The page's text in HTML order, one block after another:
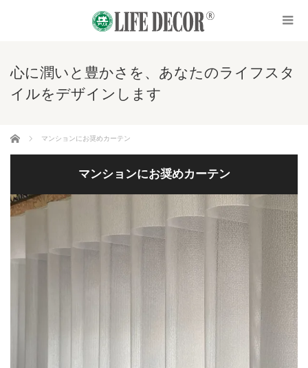
心に潤いと豊かさを、あなたのライフスタ
イルをデザインします
ホーム マンションにお奨めカーテン
マンションにお奨めカーテン